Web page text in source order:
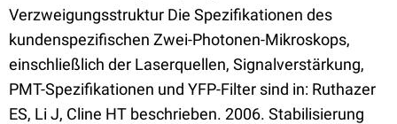
Verzweigungsstruktur Die Spezifikationen des
kundenspezifischen Zwei-Photonen-Mikroskops,
einschließlich der Laserquellen, Signalverstärkung,
PMT-Spezifikationen und YFP-Filter sind in: Ruthazer
ES, Li J, Cline HT beschrieben. 2006. Stabilisierung